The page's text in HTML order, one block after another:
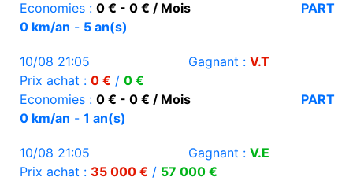
Economies : 0 € - 0 € / Mois
PART
0 km/an - 5 an(s)
10/08 21:05 Gagnant : V.T
Prix achat : 0 € / 0 €
Economies : 0 € - 0 € / Mois
PART
0 km/an - 1 an(s)
10/08 21:05 Gagnant : V.E
Prix achat : 35 000 € / 57 000 €